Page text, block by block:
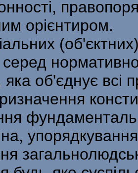
орієнтиром.
серед
об'єднує всі